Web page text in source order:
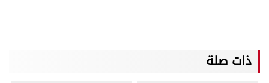
ذات صلة